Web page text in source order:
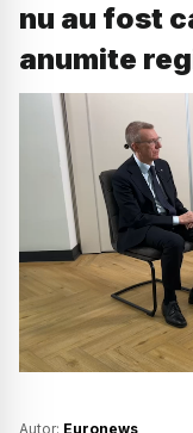
nu au fost
anumite
Autor: Euronews